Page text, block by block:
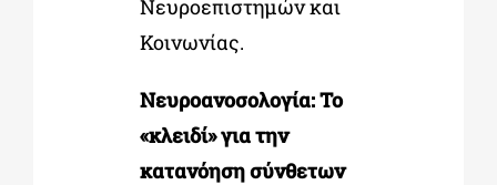
Νευροεπιστημών και
Κοινωνίας.
Νευροανοσολογία: Το
«κλειδί» για την
κατανόηση σύνθετων